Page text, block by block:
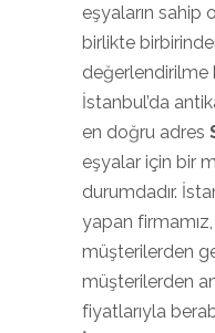
eşyaların sahip
birlikte
değerlendirilme
İstanbul’da
en doğru adres
eşyalar için bir
durumdadır.
yapan
müşterilerden
müşterilerden
fiyatlarıyla